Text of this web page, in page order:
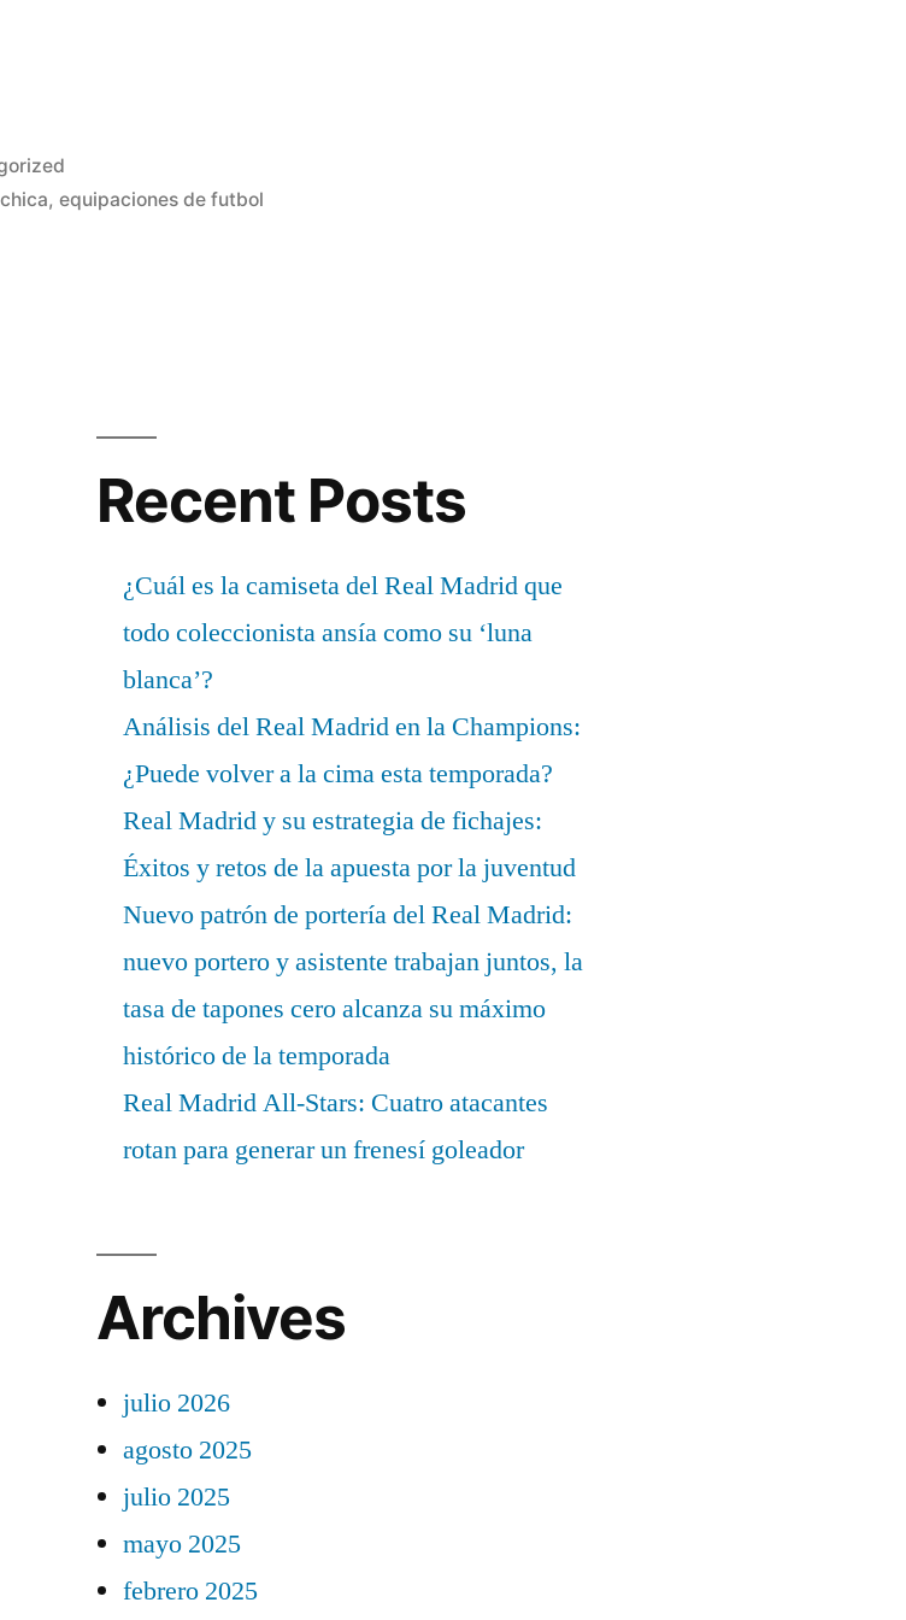
,equipaciones de futbol
Recent Posts
¿Cuál es la camiseta del Real Madrid que
todo coleccionista ansía como su ‘luna
blanca’?
Análisis del Real Madrid en la Champions:
¿Puede volver a la cima esta temporada?
Real Madrid y su estrategia de fichajes:
Éxitos y retos de la apuesta por la juventud
Nuevo patrón de portería del Real Madrid:
nuevo portero y asistente trabajan juntos, la
tasa de tapones cero alcanza su máximo
histórico de la temporada
Real Madrid All-Stars: Cuatro atacantes
rotan para generar un frenesí goleador
Archives
julio 2026
agosto 2025
julio 2025
mayo 2025
febrero 2025